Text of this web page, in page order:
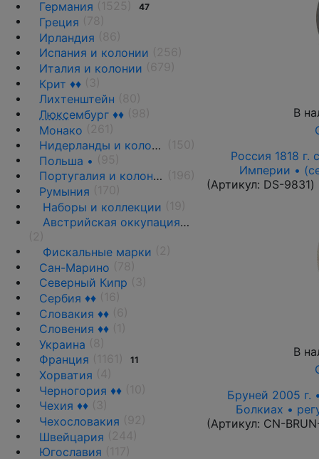
Германия
47
Греция
Ирландия
Испания и колонии
Италия и колонии
Крит ♦♦
Лихтенштейн
Люксембург ♦♦
Монако
Нидерланды и колонии
Польша •
Португалия и колонии
Румыния
Наборы и коллекции
Австрийская оккупация 1917-1918 гг.
Фискальные марки
Сан-Марино
Северный Кипр
Сербия ♦♦
Словакия ♦♦
Словения ♦♦
Украина
Франция
11
Хорватия
Черногория ♦♦
Чехия ♦♦
Чехословакия
Швейцария
Югославия
В
Россия 1818 г.
Империи •
(Артикул: DS-9831)
В
Бруней 2005 г.
Болкиах •
(Артикул: CN-